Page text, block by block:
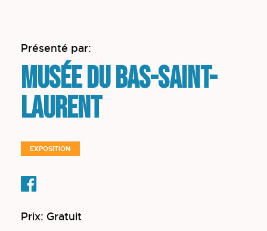
Présenté par:
Musée du Bas-Saint-
Laurent
EXPOSITION
Prix: Gratuit